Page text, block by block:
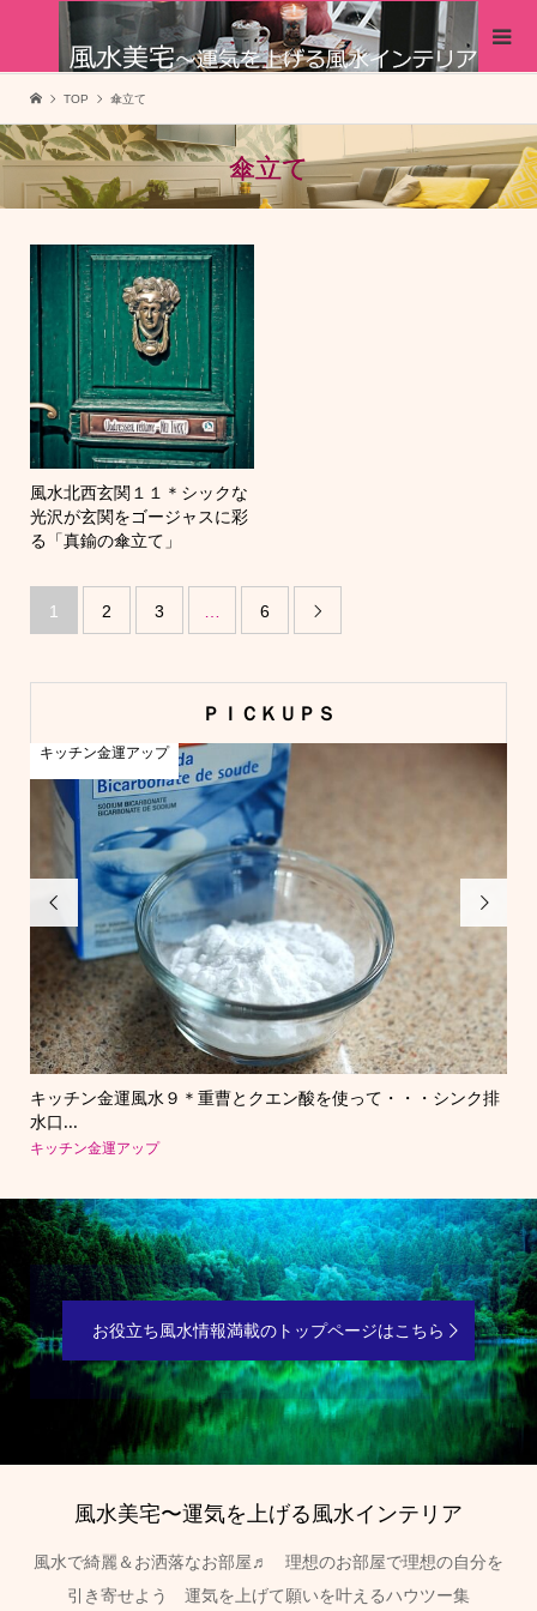
TOP 傘立て
傘立て
風水北西玄関１１＊シックな
光沢が玄関をゴージャスに彩
る「真鍮の傘立て」
1 2 3 6 
ＰＩＣＫＵＰＳ

キッチン金運風水９＊重曹とクエン酸を使って・・・シンク排
水口...
キッチン金運アップ
キッチン金運アップ

お役立ち風水情報満載のトップページはこちら
風水美宅〜運気を上げる風水インテリア
風水で綺麗＆お洒落なお部屋♬ 理想のお部屋で理想の自分を
引き寄せよう 運気を上げて願いを叶えるハウツー集